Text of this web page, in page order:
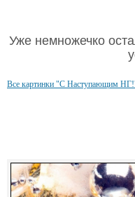
Уже немножечко
Все картинки "С Наступающим